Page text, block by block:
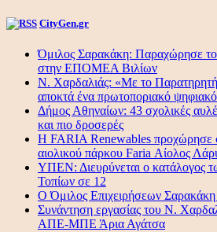
CityGen.gr
Όμιλος Σαρακάκη: Παραχώρησε
στην ΕΠΟΜΕΑ Βιλίων
Ν. Χαρδαλιάς: «Με το
αποκτά ένα πρωτοποριακό
Δήμος Αθηναίων: 43 σχολικές
και πιο δροσερές
Η FARIA Renewables προχώρησε
αιολικού πάρκου Faria Αίολος
ΥΠΕΝ: Διευρύνεται ο κατάλογος
Τοπίων σε 12
O Όμιλος Επιχειρήσεων
Συνάντηση εργασίας του Ν.
ΑΠΕ-ΜΠΕ Άρια Αγάτσα